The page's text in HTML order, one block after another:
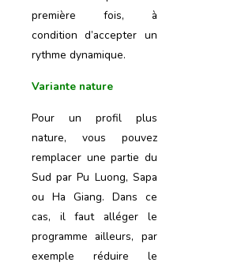
première fois, à
condition d’accepter un
rythme dynamique.
Variante nature
Pour un profil plus
nature, vous pouvez
remplacer une partie du
Sud par Pu Luong, Sapa
ou Ha Giang. Dans ce
cas, il faut alléger le
programme ailleurs, par
exemple réduire le